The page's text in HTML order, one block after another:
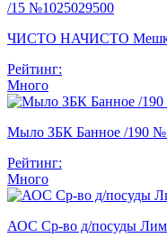
ЧИСТО НАЧИСТО Мешки
Рейтинг:
Много
Мыло ЗБК Банное /190
Рейтинг:
Много
АОС Ср-во д/посуды